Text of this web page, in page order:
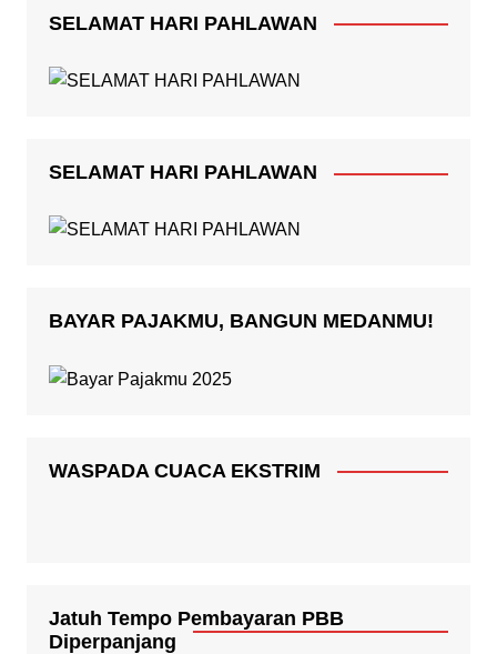
SELAMAT HARI PAHLAWAN
SELAMAT HARI PAHLAWAN
BAYAR PAJAKMU, BANGUN MEDANMU!
WASPADA CUACA EKSTRIM
Jatuh Tempo Pembayaran PBB
Diperpanjang